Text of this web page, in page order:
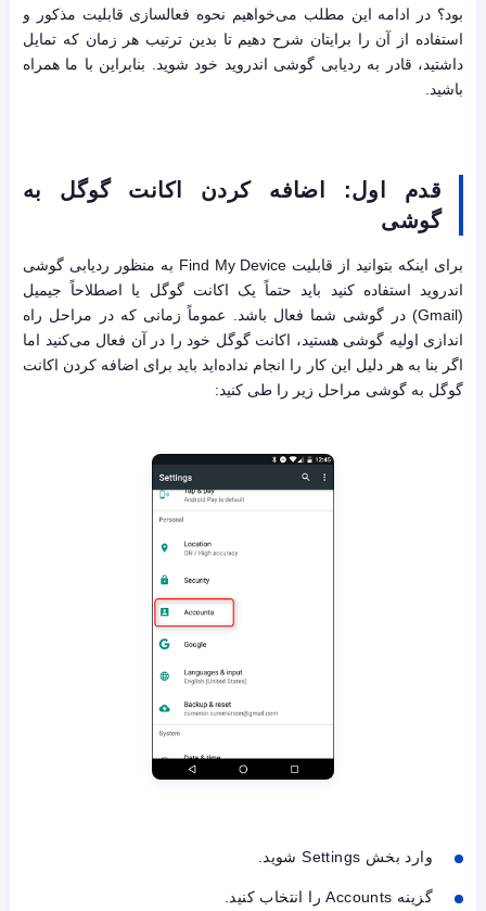
بود؟ در ادامه این مطلب می‌خواهیم نحوه فعالسازی قابلیت مذکور و
استفاده از آن را برایتان شرح دهیم تا بدین ترتیب هر زمان که تمایل
داشتید، قادر به ردیابی گوشی اندروید خود شوید. بنابراین با ما همراه
باشید.
قدم اول: اضافه کردن اکانت گوگل به
گوشی
برای اینکه بتوانید از قابلیت Find My Device به منظور ردیابی گوشی
اندروید استفاده کنید باید حتماً یک اکانت گوگل یا اصطلاحاً جیمیل
(Gmail) در گوشی شما فعال باشد. عموماً زمانی که در مراحل راه
اندازی اولیه گوشی هستید، اکانت گوگل خود را در آن فعال می‌کنید اما
اگر بنا به هر دلیل این کار را انجام نداده‌اید باید برای اضافه کردن اکانت
گوگل به گوشی مراحل زیر را طی کنید:
وارد بخش Settings شوید.
گزینه Accounts را انتخاب کنید.